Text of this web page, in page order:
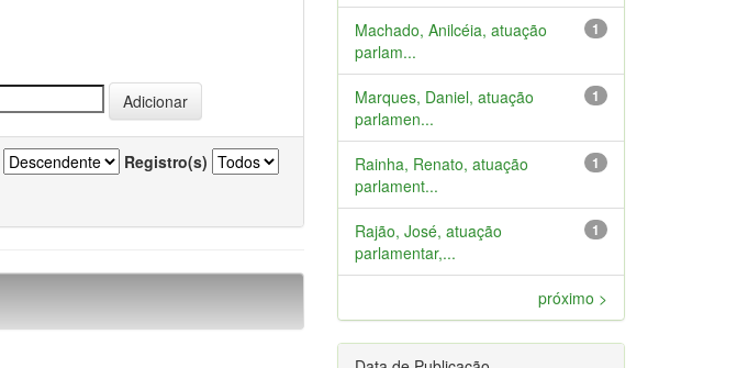
Registro(s)
1
Machado, Anilcéia, atuação
parlam...
1
Marques, Daniel, atuação
parlamen...
1
Rainha, Renato, atuação
parlament...
1
Rajão, José, atuação
parlamentar,...
próximo >